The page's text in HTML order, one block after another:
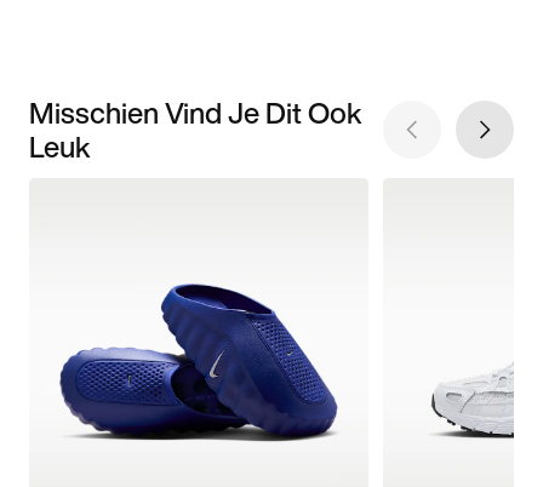
Misschien Vind Je Dit Ook
Leuk